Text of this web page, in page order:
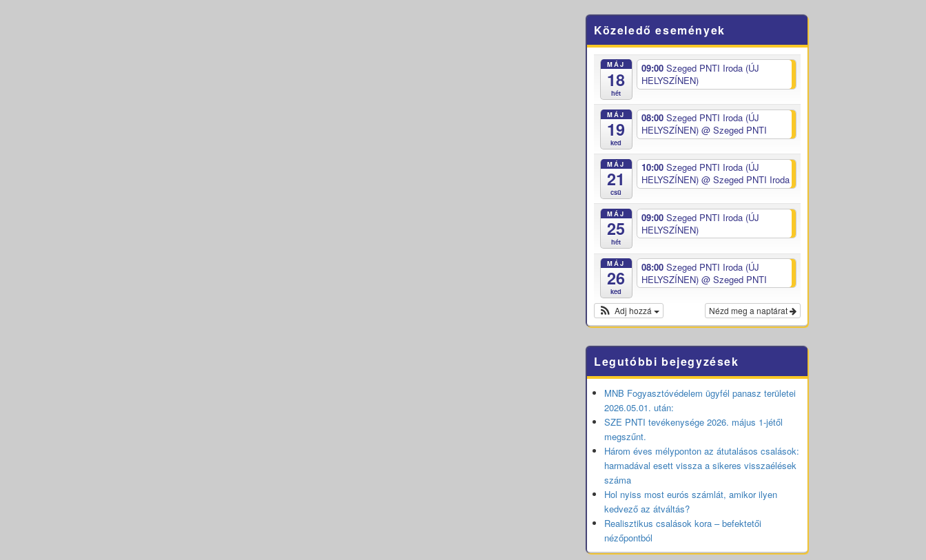
Közeledő események
MÁJ
18
hét
09:00 Szeged PNTI Iroda (ÚJ
HELYSZÍNEN)
MÁJ
19
ked
08:00 Szeged PNTI Iroda (ÚJ
HELYSZÍNEN) @ Szeged PNTI
MÁJ
21
csü
10:00 Szeged PNTI Iroda (ÚJ
HELYSZÍNEN) @ Szeged PNTI Iroda
MÁJ
25
hét
09:00 Szeged PNTI Iroda (ÚJ
HELYSZÍNEN)
MÁJ
26
ked
08:00 Szeged PNTI Iroda (ÚJ
HELYSZÍNEN) @ Szeged PNTI
Nézd meg a naptárat
Adj hozzá
Legutóbbi bejegyzések
MNB Fogyasztóvédelem ügyfél panasz területei
2026.05.01. után:
SZE PNTI tevékenysége 2026. május 1-jétől
megszűnt.
Három éves mélyponton az átutalásos csalások:
harmadával esett vissza a sikeres visszaélések
száma
Hol nyiss most eurós számlát, amikor ilyen
kedvező az átváltás?
Realisztikus csalások kora – befektetői
nézőpontból